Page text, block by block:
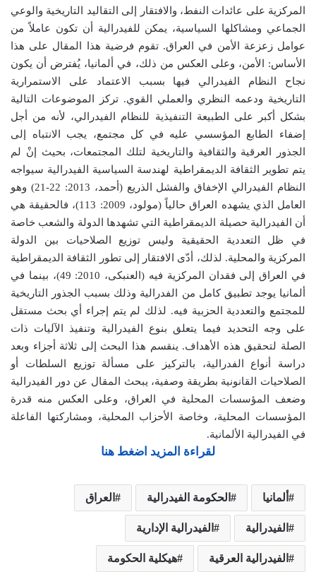
المركزية على عائدات النفط، والافتقار إلى التقاليد التاريخية والوعي
الجماعي ومشاكلها السياسية، يمكن للفيدرالية أن تكون عاملاً من
عوامل زعزعة الأمن في العراق. تقوم فرضية هذا المقال على هذا
الأساس: الأمن، وعلى العكس من ذلك، في ألمانيا، يُفترض أن يكون
نجاح النظام الفيدرالي فيها بسبب الاعتماد على الاستمرارية
التاريخية ودعمه النظري والعملي القوي. تركز الموضوعات التالية
بشكل أكبر على الطبيعة التنفيذية للنظام الفيدرالي، لأنه من أجل
إضفاء الطابع المؤسسي عليه في كل مجتمع، يجب الانتباه إلى
الجذور العرقية والثقافية والتاريخية لتلك المجتمعات، بحيث إنْ لم
يتم تطوير الثقافة الديمقراطية لهندسة السياسية الفيدرالية سيواجه
النظام الفيدرالي الإخفاق والفشل الذريع (أحمد، 2013: 22-21) وهو
العامل الذي يشهده العراق حالياً (مولود، 2009: 113)، فالحقيقة هي
أن الفيدرالية حصيلة الديمقراطية التي تشهدها الدولة والشعب خاصة
في ظل التعددية الحقيقية وليس توزيع الصلاحيات بين الدولة
المركزية والمحلية. لذلك، أدّى الافتقار إلى تطور الثقافة الديمقراطية
في العراق إلى فقدان المركزية فيه (العنبکی، 2010: 49)، بينما في
ألمانيا يوجد تطبيق كامل من الفدرالية وذلك بسبب الجذور التاريخية
للمجتمع والتعددية الحزبية فيه. لذلك لم يتم إجراء أي بحث مستقل
على وجه التحديد فيما يتعلق بنوع الفيدرالية وتنفيذ الآليات ذات
الصلة لتحقيق هذه الأهداف. ينقسم هذا البحث إلى ثلاثة أجزاء وبعد
دراسة أنواع الفدرالية، بالتركيز على مسألة توزيع السلطات أو
الصلاحيات القانونية بطريقة وصفية، يبحث المقال عن دور الفيدرالية
وضعف المؤسسات المحلية في العراق، وعلى العكس منه قدرة
المؤسسات المحلية، وخاصة الأحزاب المحلية، ومشاركتها الفاعلة
في الفيدرالية الألمانية.
لقراءة المزيد اضغط هنا
ألمانيا الحكومة الفيدرالية العراق
الفيدرالية الفيدرالية الإدارية
الفيدرالية العرقية هيكلية الحكومة